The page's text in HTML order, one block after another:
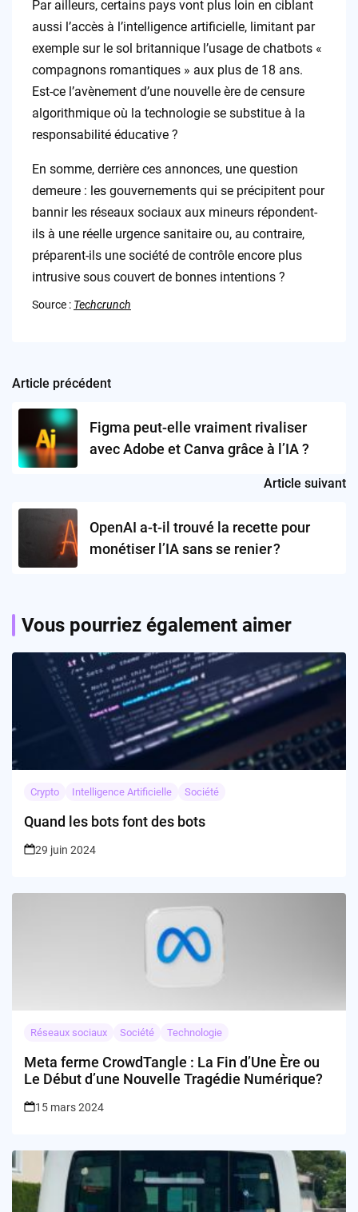
Par ailleurs, certains pays vont plus loin en ciblant
aussi l’accès à l’intelligence artificielle, limitant par
exemple sur le sol britannique l’usage de chatbots «
compagnons romantiques » aux plus de 18 ans.
Est-ce l’avènement d’une nouvelle ère de censure
algorithmique où la technologie se substitue à la
responsabilité éducative ?
En somme, derrière ces annonces, une question
demeure : les gouvernements qui se précipitent pour
bannir les réseaux sociaux aux mineurs répondent-
ils à une réelle urgence sanitaire ou, au contraire,
préparent-ils une société de contrôle encore plus
intrusive sous couvert de bonnes intentions ?
Source : Techcrunch
Post
navigation
Article précédent
Figma peut-elle vraiment rivaliser
avec Adobe et Canva grâce à l’IA ?
Article suivant
OpenAI a-t-il trouvé la recette pour
monétiser l’IA sans se renier ?
Vous pourriez également aimer
Crypto Intelligence Artificielle Société
Quand les bots font des bots
29 juin 2024
Réseaux sociaux Société Technologie
Meta ferme CrowdTangle : La Fin d’Une Ère ou
Le Début d’une Nouvelle Tragédie Numérique?
15 mars 2024